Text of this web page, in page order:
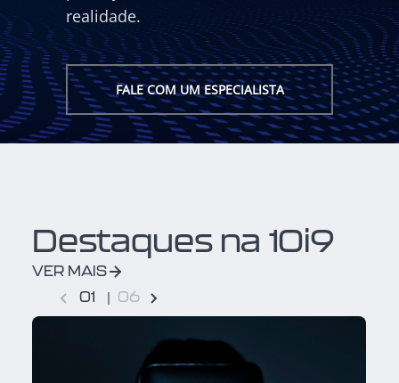
realidade.
FALE COM UM ESPECIALISTA
Destaques na 10i9
VER MAIS
01 06